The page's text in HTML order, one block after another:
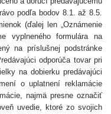
podľa bodov 8.1. až 8.5.
(ďalej len „Oznámenie
vyplneného formulára na
na príslušnej podstránke
odporúča tovar pri
na dobierku predávajúci
o uplatnení reklamácie
najmä presne označiť
uvedie, ktoré zo svojich